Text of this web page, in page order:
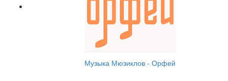
Музыка Мюзиклов - Орфей